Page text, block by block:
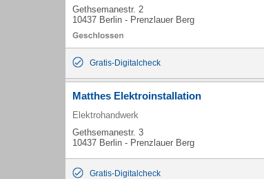
Gethsemanestr. 2
10437 Berlin - Prenzlauer Berg
Gratis-Digitalcheck
Matthes Elektroinstallation
Elektrohandwerk
Gethsemanestr. 3
10437 Berlin - Prenzlauer Berg
Gratis-Digitalcheck